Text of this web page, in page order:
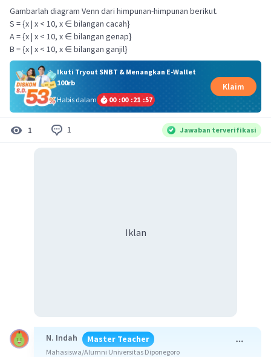
Gambarlah diagram Venn dari himpunan-himpunan berikut.
S = {x | x < 10, x ∈ bilangan cacah}
A = {x | x < 10, x ∈ bilangan genap}
B = {x | x < 10, x ∈ bilangan ganjil}
Ikuti Tryout SNBT & Menangkan E-Wallet
100rb
Habis dalam
00 :00 :21 :56
Klaim
1 1 Jawaban terverifikasi
Iklan
N. Indah Master Teacher
Mahasiswa/Alumni Universitas Diponegoro